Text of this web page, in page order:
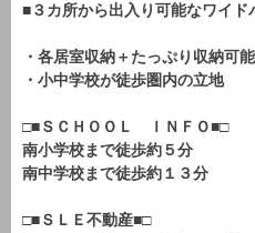
■３カ所から出入り可能なワイド
・各居室収納＋たっぷり収納可
・小中学校が徒歩圏内の立地
□■ＳＣＨＯＯＬ ＩＮＦＯ■□
南小学校まで徒歩約５分
南中学校まで徒歩約１３分
□■ＳＬＥ不動産■□